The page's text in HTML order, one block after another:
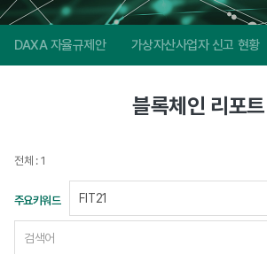
DAXA 자율규제안 가상자산사업자 신고 현황
블록체인 리포트
전체 : 1
주요키워드